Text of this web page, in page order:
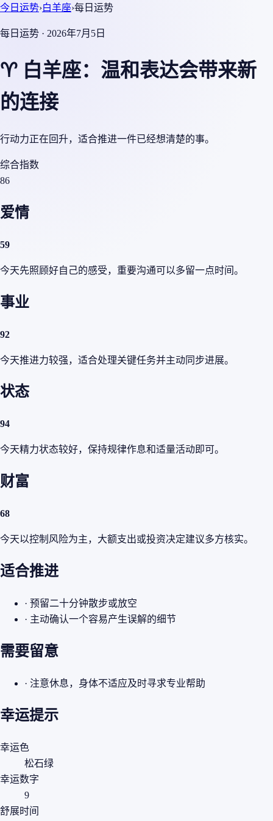
今日运势›白羊座›每日运势
每日运势 · 2026年7月5日
♈ 白羊座：温和表达会带来新
的连接
行动力正在回升，适合推进一件已经想清楚的事。
综合指数
86
爱情
59
今天先照顾好自己的感受，重要沟通可以多留一点时间。
事业
92
今天推进力较强，适合处理关键任务并主动同步进展。
状态
94
今天精力状态较好，保持规律作息和适量活动即可。
财富
68
今天以控制风险为主，大额支出或投资决定建议多方核实。
适合推进
· 预留二十分钟散步或放空
· 主动确认一个容易产生误解的细节
需要留意
· 注意休息，身体不适应及时寻求专业帮助
幸运提示
幸运色
松石绿
幸运数字
9
舒展时间